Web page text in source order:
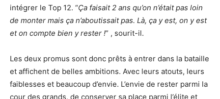
intégrer le Top 12. “Ça faisait 2 ans qu’on n’était pas loin
de monter mais ça n’aboutissait pas. Là, ça y est, on y est
et on compte bien y rester !” , sourit-il.
Les deux promus sont donc prêts à entrer dans la bataille
et affichent de belles ambitions. Avec leurs atouts, leurs
faiblesses et beaucoup d’envie. L’envie de rester parmi la
cour des grands, de conserver sa place parmi l’élite et